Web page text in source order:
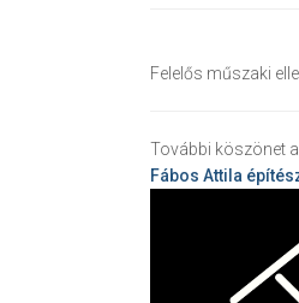
Felelős műszaki
További köszönet
Fábos Attila